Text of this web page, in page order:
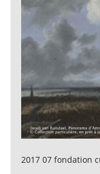
2017 07 fondation